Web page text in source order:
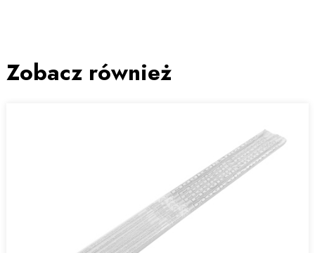
Zobacz również